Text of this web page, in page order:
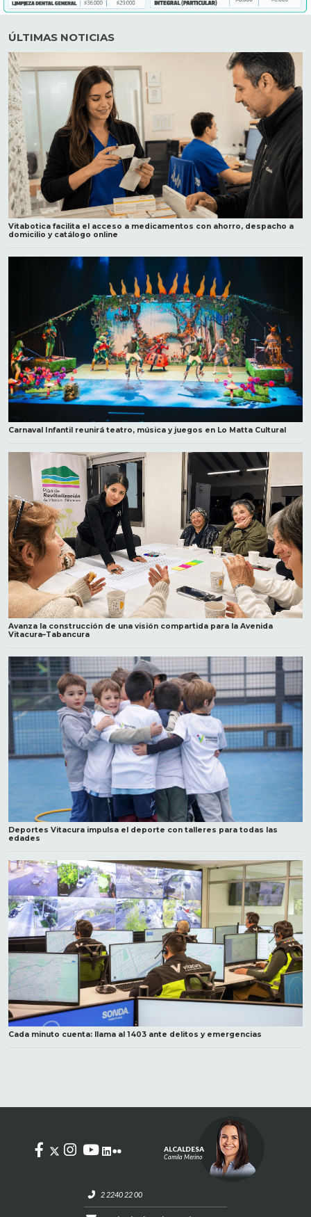
ÚLTIMAS NOTICIAS
Vitabotica facilita el acceso a medicamentos con ahorro, despacho a
domicilio y catálogo online
Carnaval Infantil reunirá teatro, música y juegos en Lo Matta Cultural
Avanza la construcción de una visión compartida para la Avenida
Vitacura–Tabancura
Deportes Vitacura impulsa el deporte con talleres para todas las
edades
Cada minuto cuenta: llama al 1403 ante delitos y emergencias
2 2240 22 00
ALCALDESA
Camila Merino